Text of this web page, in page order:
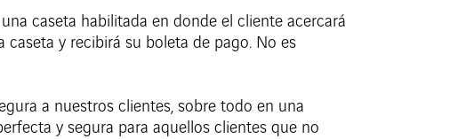
caseta habilitada en donde el cliente acercará
y recibirá su boleta de pago. No es
a nuestros clientes, sobre todo en una
y segura para aquellos clientes que no